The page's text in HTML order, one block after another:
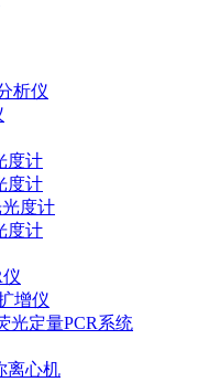
析仪
度计
度计
光度计
度计
仪
增仪
光定量PCR系统
离心机